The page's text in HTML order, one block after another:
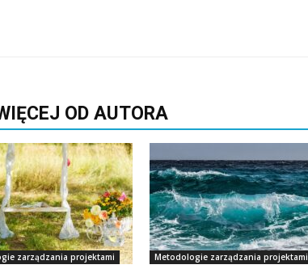
OD AUTORA
zarządzania projektami Metodologie zarządzania projektami